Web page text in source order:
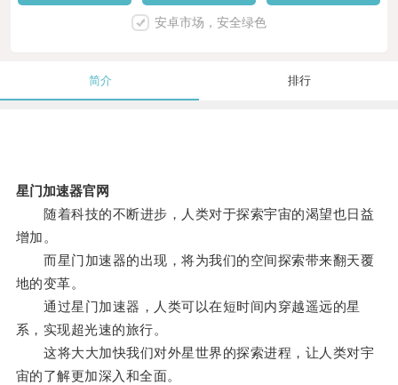
安卓市场，安全绿色
简介 排行
星门加速器官网
随着科技的不断进步，人类对于探索宇宙的渴望也日益
增加。
而星门加速器的出现，将为我们的空间探索带来翻天覆
地的变革。
通过星门加速器，人类可以在短时间内穿越遥远的星
系，实现超光速的旅行。
这将大大加快我们对外星世界的探索进程，让人类对宇
宙的了解更加深入和全面。